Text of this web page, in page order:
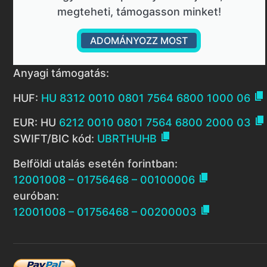
megteheti, támogasson minket!
ADOMÁNYOZZ MOST
Anyagi támogatás:
HUF: HU 8312 0010 0801 7564 6800 1000 06 
EUR: HU 6212 0010 0801 7564 6800 2000 03 
SWIFT/BIC kód: UBRTHUHB 
Belföldi utalás esetén forintban:
12001008 – 01756468 – 00100006 
euróban:
12001008 – 01756468 – 00200003 